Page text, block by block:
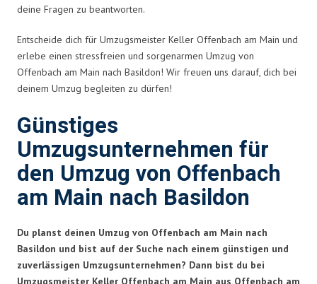
deine Fragen zu beantworten.
Entscheide dich für Umzugsmeister Keller Offenbach am Main und
erlebe einen stressfreien und sorgenarmen Umzug von
Offenbach am Main nach Basildon! Wir freuen uns darauf, dich bei
deinem Umzug begleiten zu dürfen!
Günstiges
Umzugsunternehmen für
den Umzug von Offenbach
am Main nach Basildon
Du planst deinen Umzug von Offenbach am Main nach
Basildon und bist auf der Suche nach einem günstigen und
zuverlässigen Umzugsunternehmen? Dann bist du bei
Umzugsmeister Keller Offenbach am Main aus Offenbach am